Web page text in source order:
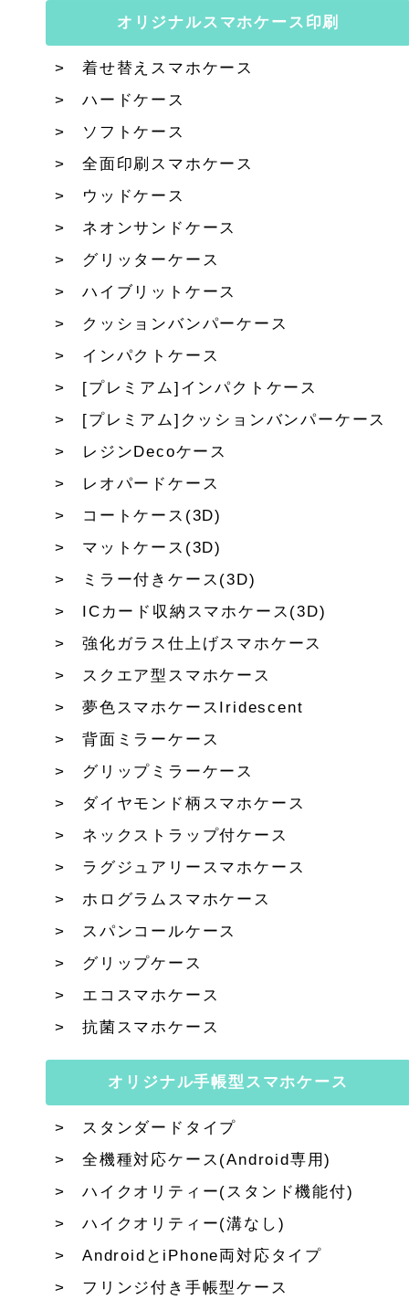
オリジナルスマホケース印刷
着せ替えスマホケース
ハードケース
ソフトケース
全面印刷スマホケース
ウッドケース
ネオンサンドケース
グリッターケース
ハイブリットケース
クッションバンパーケース
インパクトケース
[プレミアム]インパクトケース
[プレミアム]クッションバンパーケース
レジンDecoケース
レオパードケース
コートケース(3D)
マットケース(3D)
ミラー付きケース(3D)
ICカード収納スマホケース(3D)
強化ガラス仕上げスマホケース
スクエア型スマホケース
夢色スマホケースIridescent
背面ミラーケース
グリップミラーケース
ダイヤモンド柄スマホケース
ネックストラップ付ケース
ラグジュアリースマホケース
ホログラムスマホケース
スパンコールケース
グリップケース
エコスマホケース
抗菌スマホケース
オリジナル手帳型スマホケース
スタンダードタイプ
全機種対応ケース(Android専用)
ハイクオリティー(スタンド機能付)
ハイクオリティー(溝なし)
AndroidとiPhone両対応タイプ
フリンジ付き手帳型ケース